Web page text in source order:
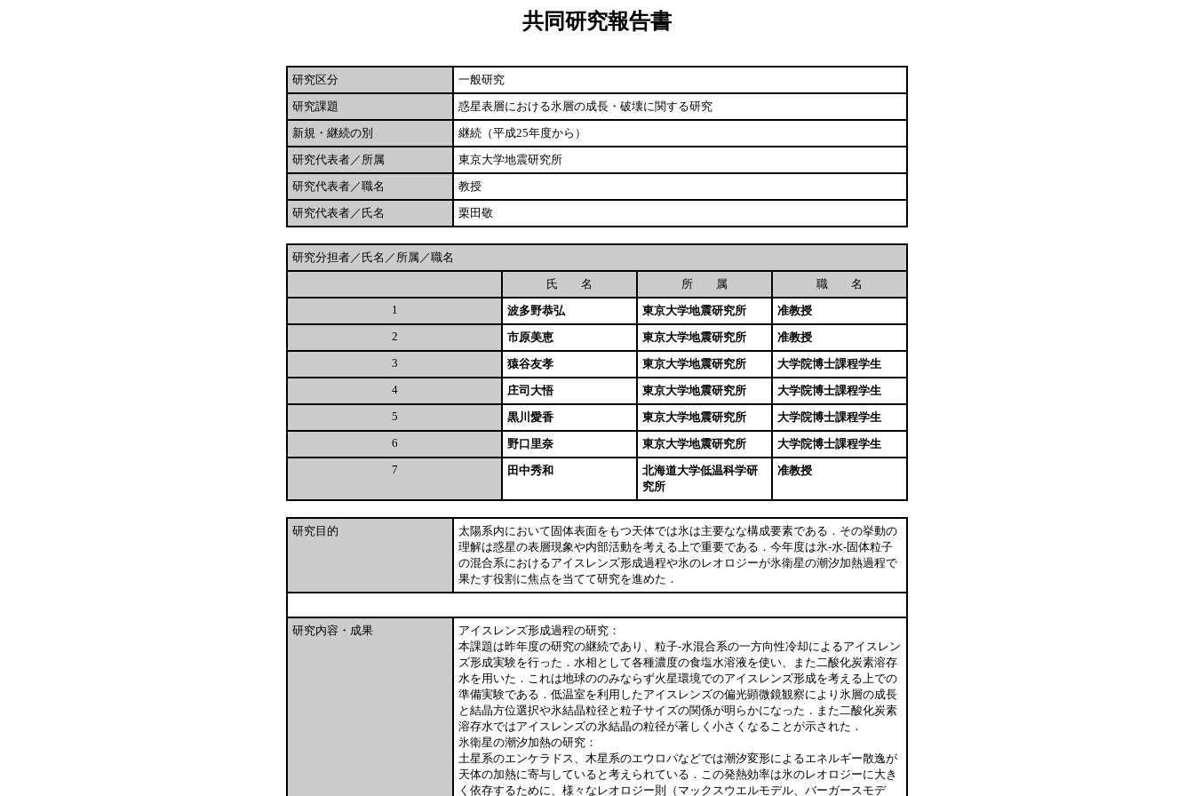
共同研究報告書
研究区分
一般研究
研究課題
惑星表層における氷層の成長・破壊に関する研究
新規・継続の別
継続（平成25年度から）
研究代表者／所属
東京大学地震研究所
研究代表者／職名
教授
研究代表者／氏名
栗田敬
研究分担者／氏名／所属／職名
氏 名
所 属
職 名
1
波多野恭弘 東京大学地震研究所
准教授
2
市原美恵 東京大学地震研究所
准教授
3
猿谷友孝 東京大学地震研究所
大学院博士課程学生
4
庄司大悟 東京大学地震研究所
大学院博士課程学生
5
黒川愛香 東京大学地震研究所
大学院博士課程学生
6
野口里奈 東京大学地震研究所
大学院博士課程学生
7
田中秀和
北海道大学低温科学研
究所
准教授
研究目的
太陽系内において固体表面をもつ天体では氷は主要なな構成要素である．その挙動の
理解は惑星の表層現象や内部活動を考える上で重要である．今年度は氷-水-固体粒子
の混合系におけるアイスレンズ形成過程や氷のレオロジーが氷衛星の潮汐加熱過程で
果たす役割に焦点を当てて研究を進めた．
研究内容・成果
アイスレンズ形成過程の研究：
本課題は昨年度の研究の継続であり、粒子-水混合系の一方向性冷却によるアイスレン
ズ形成実験を行った．水相として各種濃度の食塩水溶液を使い、また二酸化炭素溶存
水を用いた．これは地球ののみならず火星環境でのアイスレンズ形成を考える上での
準備実験である．低温室を利用したアイスレンズの偏光顕微鏡観察により氷層の成長
と結晶方位選択や氷結晶粒径と粒子サイズの関係が明らかになった．また二酸化炭素
溶存水ではアイスレンズの氷結晶の粒径が著しく小さくなることが示された．
氷衛星の潮汐加熱の研究：
土星系のエンケラドス、木星系のエウロパなどでは潮汐変形によるエネルギー散逸が
天体の加熱に寄与していると考えられている．この発熱効率は氷のレオロジーに大き
く依存するために、様々なレオロジー則（マックスウエルモデル、バーガースモデ